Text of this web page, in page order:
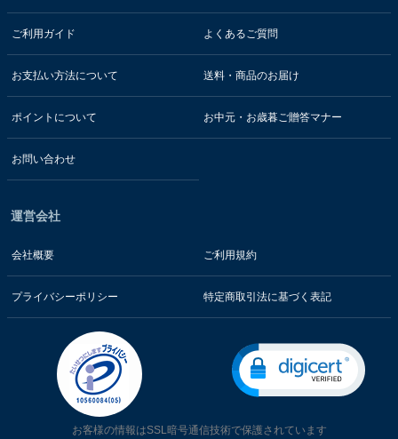
ご利用ガイド よくあるご質問
お支払い方法について 送料・商品のお届け
ポイントについて お中元・お歳暮ご贈答マナー
お問い合わせ
運営会社
会社概要 ご利用規約
プライバシーポリシー 特定商取引法に基づく表記
お客様の情報はSSL暗号通信技術で保護されています